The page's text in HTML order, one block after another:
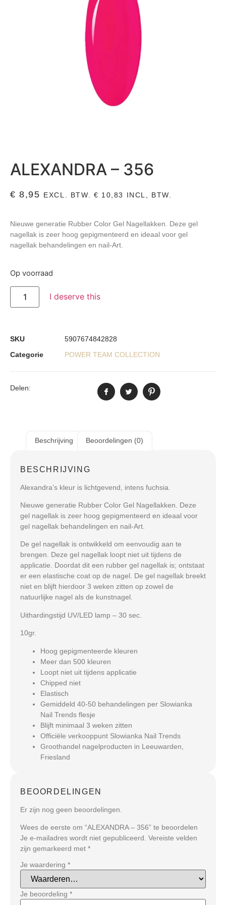
ALEXANDRA – 356
€ 8,95 EXCL. BTW. € 10,83 INCL, BTW.
Nieuwe generatie Rubber Color Gel Nagellakken. Deze gel
nagellak is zeer hoog gepigmenteerd en ideaal voor gel
nagellak behandelingen en nail-Art.
Op voorraad
I deserve this
SKU
5907674842828
Categorie
POWER TEAM COLLECTION
Delen:
Beschrijving Beoordelingen (0)
BESCHRIJVING
Alexandra’s kleur is lichtgevend, intens fuchsia.
Nieuwe generatie Rubber Color Gel Nagellakken. Deze
gel nagellak is zeer hoog gepigmenteerd en ideaal voor
gel nagellak behandelingen en nail-Art.
De gel nagellak is ontwikkeld om eenvoudig aan te
brengen. Deze gel nagellak loopt niet uit tijdens de
applicatie. Doordat dit een rubber gel nagellak is; ontstaat
er een elastische coat op de nagel. De gel nagellak breekt
niet en blijft hierdoor 3 weken zitten op zowel de
natuurlijke nagel als de kunstnagel.
Uithardingstijd UV/LED lamp – 30 sec.
10gr.
Hoog gepigmenteerde kleuren
Meer dan 500 kleuren
Loopt niet uit tijdens applicatie
Chipped niet
Elastisch
Gemiddeld 40-50 behandelingen per Slowianka
Nail Trends flesje
Blijft minimaal 3 weken zitten
Officiële verkooppunt Slowianka Nail Trends
Groothandel nagelproducten in Leeuwarden,
Friesland
BEOORDELINGEN
Er zijn nog geen beoordelingen.
Wees de eerste om “ALEXANDRA – 356” te beoordelen
Je e-mailadres wordt niet gepubliceerd. Vereiste velden
zijn gemarkeerd met *
Je waardering *
Je beoordeling *